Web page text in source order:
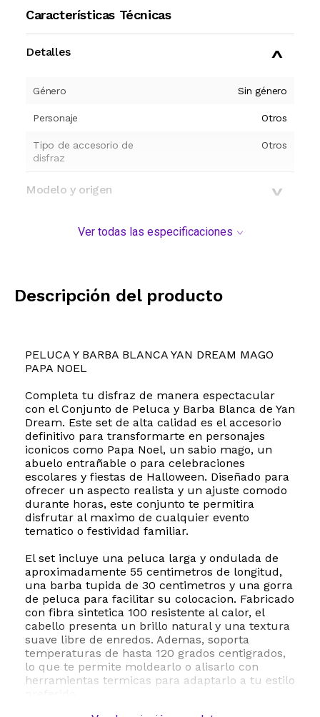
Características Técnicas
Detalles
Género Sin género
Personaje Otros
Tipo de accesorio de
disfraz
Otros
Modelo y origen
Ver todas las especificaciones
Descripción del producto
PELUCA Y BARBA BLANCA YAN DREAM MAGO
PAPA NOEL
Completa tu disfraz de manera espectacular
con el Conjunto de Peluca y Barba Blanca de Yan
Dream. Este set de alta calidad es el accesorio
definitivo para transformarte en personajes
iconicos como Papa Noel, un sabio mago, un
abuelo entrañable o para celebraciones
escolares y fiestas de Halloween. Diseñado para
ofrecer un aspecto realista y un ajuste comodo
durante horas, este conjunto te permitira
disfrutar al maximo de cualquier evento
tematico o festividad familiar.
El set incluye una peluca larga y ondulada de
aproximadamente 55 centimetros de longitud,
una barba tupida de 30 centimetros y una gorra
de peluca para facilitar su colocacion. Fabricado
con fibra sintetica 100 resistente al calor, el
cabello presenta un brillo natural y una textura
suave libre de enredos. Ademas, soporta
temperaturas de hasta 120 grados centigrados,
lo que te permite moldearlo o alisarlo con
herramientas termicas para adaptarlo a tu estilo